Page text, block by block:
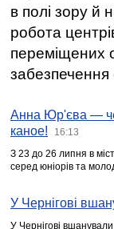
в полі зору й
робота
переміщених
забезпечення
Анна Юр'єва —
каное!
16:13
З 23 до 26 липня в
серед юніорів та
У Чернігові
У Чернігові